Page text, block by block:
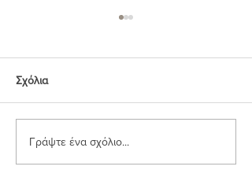
Μαντηλάκια Τετράγωνα
(Vid)
Σχόλια
Γράψτε ένα σχόλιο...